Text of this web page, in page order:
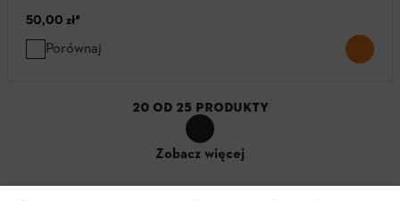
50,00 zł*
Porównaj
20 OD 25 PRODUKTY
Zobacz więcej